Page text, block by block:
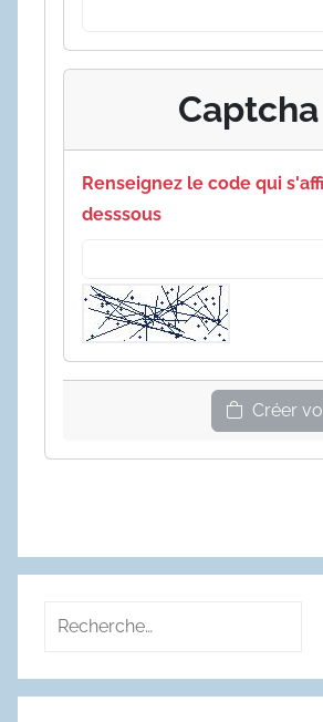
Captcha
Renseignez le code qui
desssous
Créer
Recherche
: